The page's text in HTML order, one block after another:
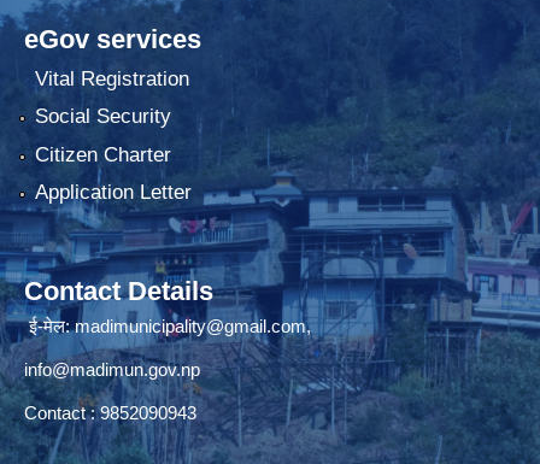
eGov services
Vital Registration
Social Security
Citizen Charter
Application Letter
Contact Details
ई-मेल: madimunicipality@gmail.com,
info@madimun.gov.np
Contact : 9852090943